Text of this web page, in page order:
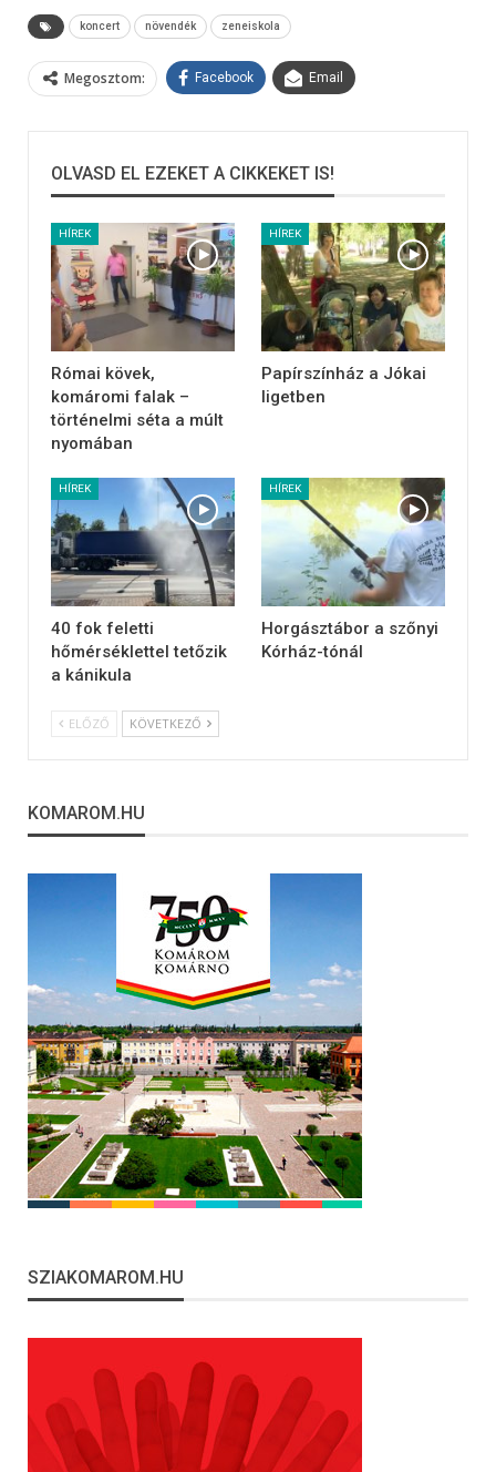
koncert növendék zeneiskola
Megosztom: Facebook Email
OLVASD EL EZEKET A CIKKEKET IS!
HÍREK
Római kövek,
komáromi falak –
történelmi séta a múlt
nyomában
HÍREK
Papírszínház a Jókai
ligetben
HÍREK
40 fok feletti
hőmérséklettel tetőzik
a kánikula
HÍREK
Horgásztábor a szőnyi
Kórház-tónál
ELŐZŐ KÖVETKEZŐ
KOMAROM.HU
SZIAKOMAROM.HU